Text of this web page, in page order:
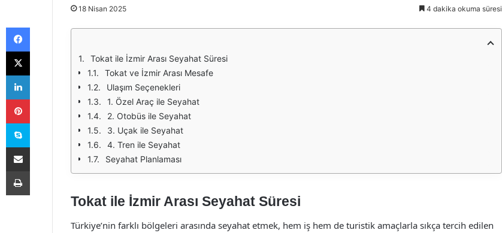
18 Nisan 2025 4 dakika okuma süresi
Tokat ile İzmir Arası Seyahat Süresi
Tokat ve İzmir Arası Mesafe
Ulaşım Seçenekleri
1. Özel Araç ile Seyahat
2. Otobüs ile Seyahat
3. Uçak ile Seyahat
4. Tren ile Seyahat
Seyahat Planlaması
Tokat ile İzmir Arası Seyahat Süresi
Türkiye’nin farklı bölgeleri arasında seyahat etmek, hem iş hem de turistik amaçlarla sıkça tercih edilen
Facebook
X
LinkedIn
Pinterest
Skype
E-Posta ile paylaş